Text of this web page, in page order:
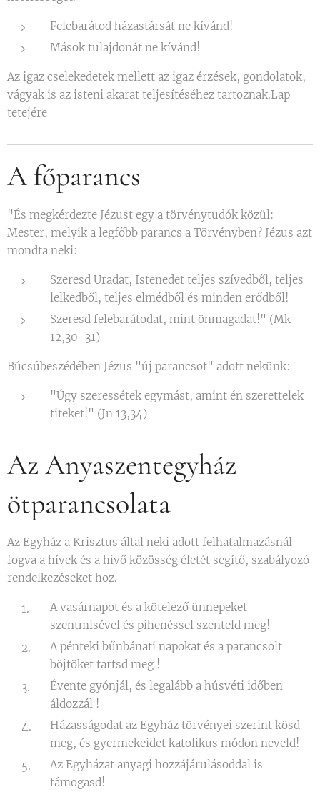
Felebarátod házastársát ne kívánd!
Mások tulajdonát ne kívánd!
Az igaz cselekedetek mellett az igaz érzések, gondolatok,
vágyak is az isteni akarat teljesítéséhez tartoznak.Lap
tetejére
A főparancs
"És megkérdezte Jézust egy a törvénytudók közül:
Mester, melyik a legfőbb parancs a Törvényben? Jézus azt
mondta neki:
Szeresd Uradat, Istenedet teljes szívedből, teljes
lelkedből, teljes elmédből és minden erődből!
Szeresd felebarátodat, mint önmagadat!" (Mk
12,30-31)
Búcsúbeszédében Jézus "új parancsot" adott nekünk:
"Úgy szeressétek egymást, amint én szerettelek
titeket!" (Jn 13,34)
Az Anyaszentegyház
ötparancsolata
Az Egyház a Krisztus által neki adott felhatalmazásnál
fogva a hívek és a hivő közösség életét segítő, szabályozó
rendelkezéseket hoz.
A vasárnapot és a kötelező ünnepeket
szentmisével és pihenéssel szenteld meg!
A pénteki bűnbánati napokat és a parancsolt
böjtöket tartsd meg !
Évente gyónjál, és legalább a húsvéti időben
áldozzál !
Házasságodat az Egyház törvényei szerint kösd
meg, és gyermekeidet katolikus módon neveld!
Az Egyházat anyagi hozzájárulásoddal is
támogasd!